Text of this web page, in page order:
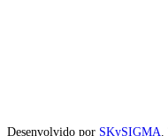
Desenvolvido por SKySIGMA.